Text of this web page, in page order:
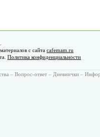
с сайта cafemam.ru
Политика конфиденциальности
– Вопрос-ответ – Дневнички –